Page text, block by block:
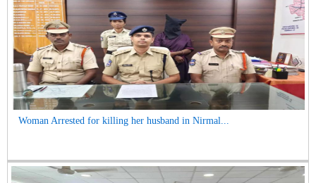
Woman Arrested for killing her husband in Nirmal...